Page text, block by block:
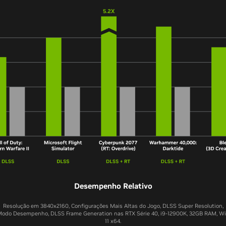
Desempenho Relativo
Resolução em 3840x2160, Configurações Mais Altas do Jogo, DLSS Super Resolution,
Desempenho, DLSS Frame Generation nas RTX Série 40, i9-12900K, 32GB RAM,
11 x64.